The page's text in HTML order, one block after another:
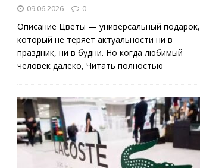
09.06.2026 0
Описание Цветы — универсальный подарок,
который не теряет актуальности ни в
праздник, ни в будни. Но когда любимый
человек далеко, Читать полностью